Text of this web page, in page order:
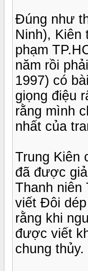
Đúng như
Ninh), Kiên
phạm
năm rồi
1997) có
giọng điệu
rằng mình
nhất của
Trung Kiên
đã được
Thanh niên
viết Đôi
rằng khi
được viết
chung thủy.